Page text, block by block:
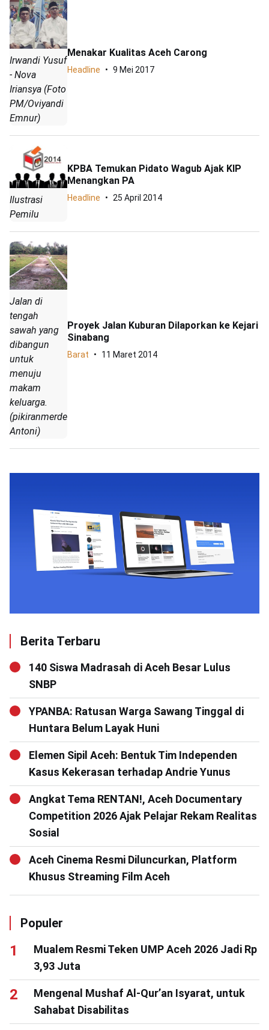
Irwandi Yusuf
- Nova
Iriansya (Foto
PM/Oviyandi
Emnur)
Menakar Kualitas Aceh Carong
Headline 9 Mei 2017
Ilustrasi
Pemilu
KPBA Temukan Pidato Wagub Ajak KIP
Menangkan PA
Headline 25 April 2014
Jalan di
tengah
sawah yang
dibangun
untuk
menuju
makam
keluarga.
(pikiranmerdeka.com/Saptian
Antoni)
Proyek Jalan Kuburan Dilaporkan ke Kejari
Sinabang
Barat 11 Maret 2014
Berita Terbaru
140 Siswa Madrasah di Aceh Besar Lulus
SNBP
YPANBA: Ratusan Warga Sawang Tinggal di
Huntara Belum Layak Huni
Elemen Sipil Aceh: Bentuk Tim Independen
Kasus Kekerasan terhadap Andrie Yunus
Angkat Tema RENTAN!, Aceh Documentary
Competition 2026 Ajak Pelajar Rekam Realitas
Sosial
Aceh Cinema Resmi Diluncurkan, Platform
Khusus Streaming Film Aceh
Populer
Mualem Resmi Teken UMP Aceh 2026 Jadi Rp
3,93 Juta
Mengenal Mushaf Al-Qur’an Isyarat, untuk
Sahabat Disabilitas